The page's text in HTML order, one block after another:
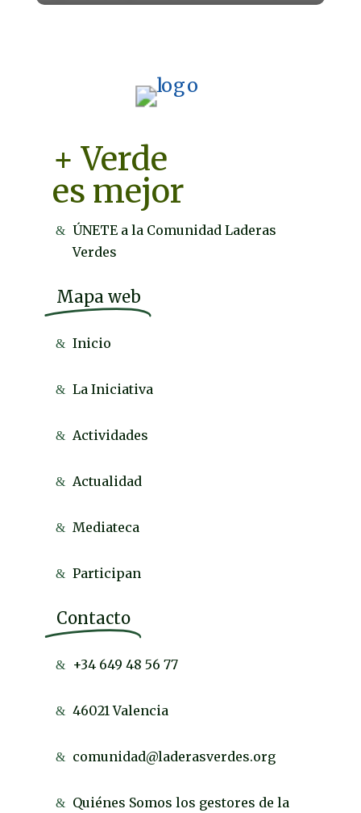
+ Verde
es mejor
ÚNETE a la Comunidad Laderas
Verdes
Mapa web
Inicio
La Iniciativa
Actividades
Actualidad
Mediateca
Participan
Contacto
+34 649 48 56 77
46021 Valencia
comunidad@laderasverdes.org
Quiénes Somos los gestores de la